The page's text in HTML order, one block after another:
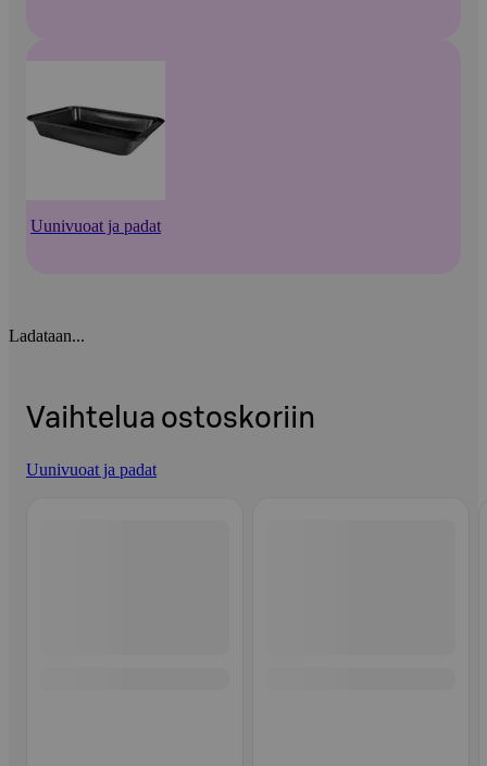
Uunivuoat ja padat
Ladataan...
Vaihtelua ostoskoriin
Uunivuoat ja padat